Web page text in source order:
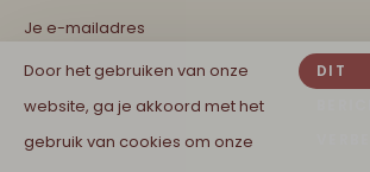
Door het gebruiken van onze
website, ga je akkoord met het
gebruik van cookies om onze
DIT